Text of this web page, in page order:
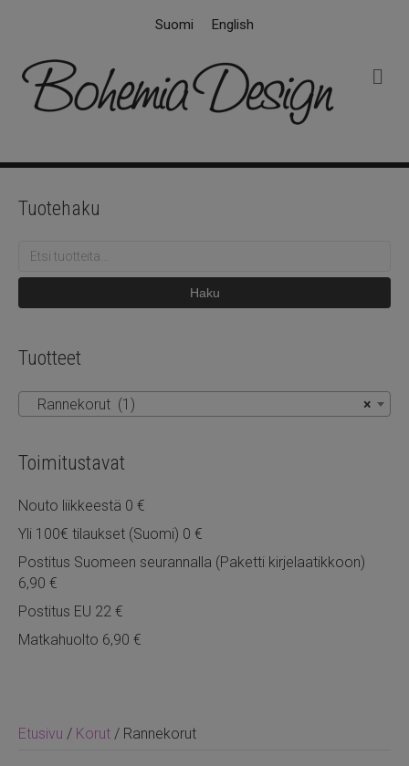
Suomi English
k
Etusivu / Korut / Rannekorut
Tuotehaku
Etsi:
Haku
Tuotteet
×
Rannekorut (1)
Toimitustavat
Nouto liikkeestä 0 €
Yli 100€ tilaukset (Suomi) 0 €
Postitus Suomeen seurannalla (Paketti kirjelaatikkoon)
6,90 €
Postitus EU 22 €
Matkahuolto 6,90 €